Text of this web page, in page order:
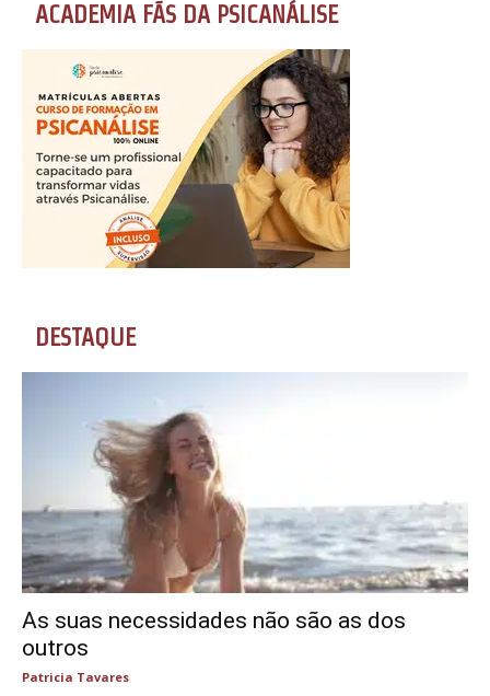
ACADEMIA FÃS DA PSICANÁLISE
DESTAQUE
As suas necessidades não são as dos
outros
Patricia Tavares